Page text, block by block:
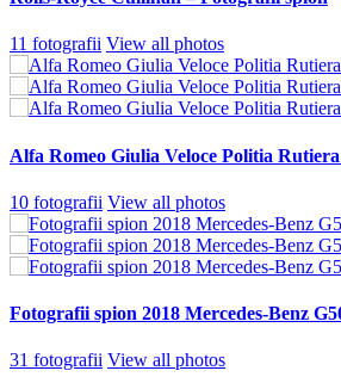
11 fotografii View all photos
Alfa Romeo Giulia Veloce Politia
10 fotografii View all photos
Fotografii spion 2018 Mercedes-Benz
31 fotografii View all photos